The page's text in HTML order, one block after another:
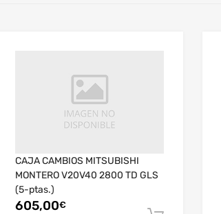
CAJA CAMBIOS MITSUBISHI
MONTERO V20V40 2800 TD GLS
(5-ptas.)
605,00€